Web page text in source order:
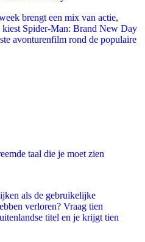
brengt een mix van actie,
kiest Spider-Man: Brand New Day
avonturenfilm rond de populaire
taal die je moet zien
als de gebruikelijke
verloren? Vraag tien
titel en je krijgt tien